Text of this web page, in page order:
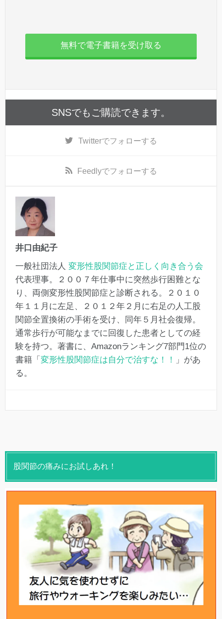
無料で電子書籍を受け取る
SNSでもご購読できます。
Twitterでフォローする
Feedlyでフォローする
井口由紀子
一般社団法人 変形性股関節症と正しく向き合う会
代表理事。２００７年仕事中に突然歩行困難とな
り、両側変形性股関節症と診断される。２０１０
年１１月に左足、２０１２年２月に右足の人工股
関節全置換術の手術を受け、同年５月社会復帰。
通常歩行が可能なまでに回復した患者としての経
験を持つ。著書に、Amazonランキング7部門1位の
書籍「 変形性股関節症は自分で治すな！！
」があ
る。
股関節の痛みにお試しあれ！